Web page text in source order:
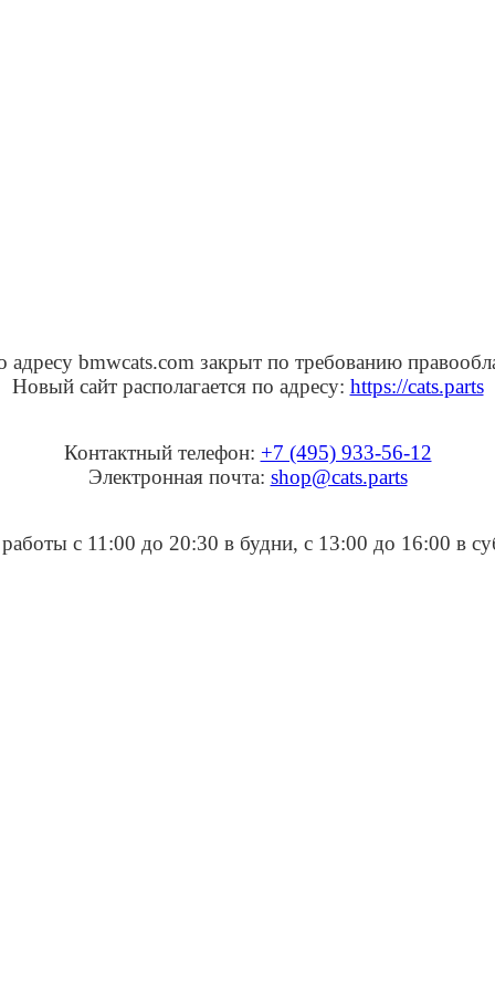
адресу bmwcats.com закрыт по требованию
Новый сайт располагается по адресу: https://cats.parts
Контактный телефон: +7 (495) 933-56-12
Электронная почта: shop@cats.parts
с 11:00 до 20:30 в будни, с 13:00 до 16:00 в